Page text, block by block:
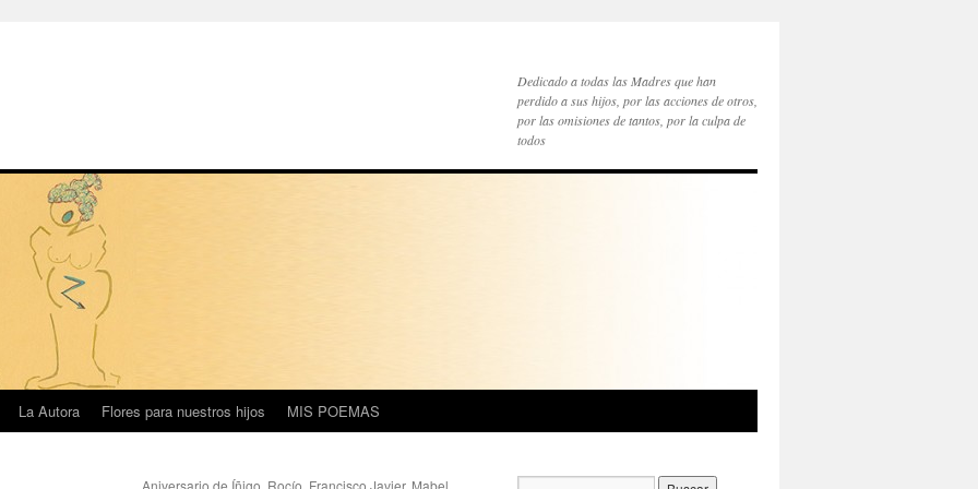
Dedicado a todas las Madres que han
perdido a sus hijos, por las acciones de otros,
por las omisiones de tantos, por la culpa de
todos
La Autora Flores para nuestros hijos MIS POEMAS
Aniversario de Íñigo, Rocío, Francisco Javier, Mabel,